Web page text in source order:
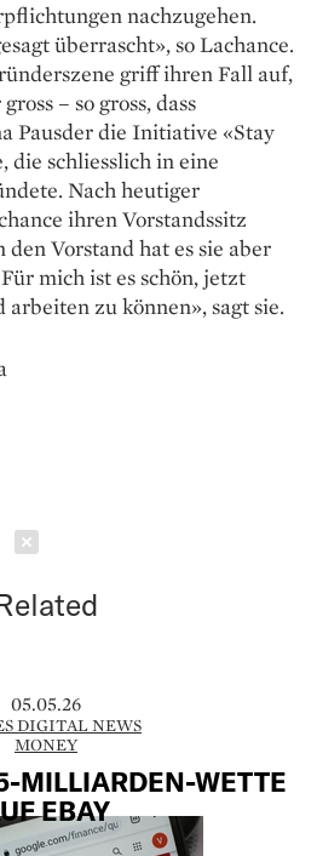
nachzugehen.
überrascht», so Lachance.
griff ihren Fall auf,
– so gross, dass
Pausder die Initiative «Stay
die schliesslich in eine
Nach heutiger
ihren Vorstandssitz
Vorstand hat es sie aber
mich ist es schön, jetzt
zu können», sagt sie.
05.05.26
DIGITAL NEWS
MONEY
MILLIARDEN-WETTE
EBAY